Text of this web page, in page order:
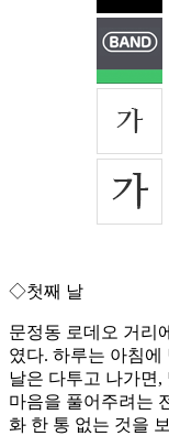
◇첫째 날
문정동 로데오 거리
였다. 하루는 아침에
날은 다투고 나가면,
마음을 풀어주려는
화 한 통 없는 것을